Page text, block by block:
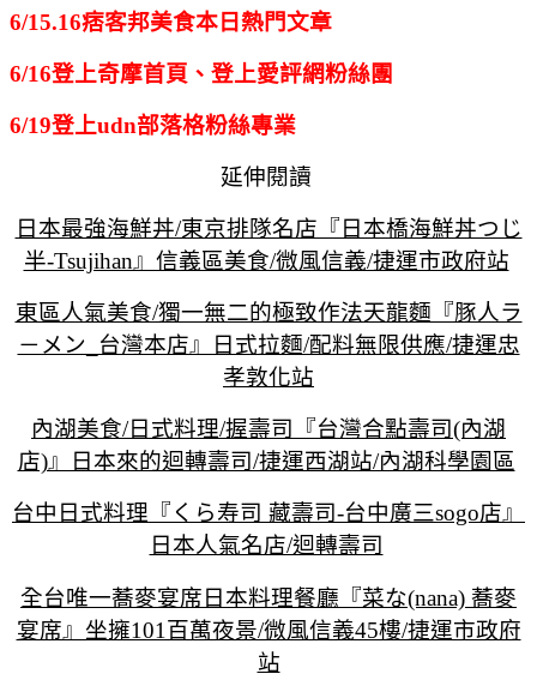
6/15.16痞客邦美食本日熱門文章
6/16登上奇摩首頁、登上愛評網粉絲團
6/19登上udn部落格粉絲專業
延伸閱讀
日本最強海鮮丼/東京排隊名店『日本橋海鮮丼つじ
半-Tsujihan』信義區美食/微風信義/捷運市政府站
東區人氣美食/獨一無二的極致作法天龍麵『豚人ラ
－メン_台灣本店』日式拉麵/配料無限供應/捷運忠
孝敦化站
內湖美食/日式料理/握壽司『台灣合點壽司(內湖
店)』日本來的迴轉壽司/捷運西湖站/內湖科學園區
台中日式料理『くら寿司 藏壽司-台中廣三sogo店』
日本人氣名店/迴轉壽司
全台唯一蕎麥宴席日本料理餐廳『菜な(nana) 蕎麥
宴席』坐擁101百萬夜景/微風信義45樓/捷運市政府
站